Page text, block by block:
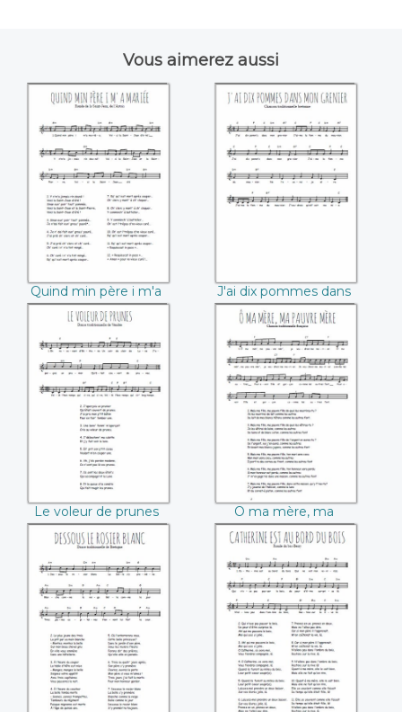
Vous aimerez aussi
Quind min père i
m'a mariée
Quind min père i m'a
mariée
J'ai dix pommes
dans mon grenier
J'ai dix pommes dans
mon grenier
Le voleur de
prunes (Vendée)
Le voleur de prunes
(Vendée)
O ma mère, ma
pauvre mère
O ma mère, ma
pauvre mère
Dessous le rosier
blanc (Bretagne)
Catherine est au
bord du bois